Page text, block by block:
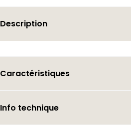
Description
Caractéristiques
Info technique